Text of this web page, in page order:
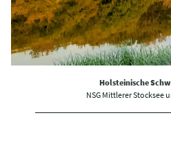
Holsteinische
NSG Mittlerer Stocksee